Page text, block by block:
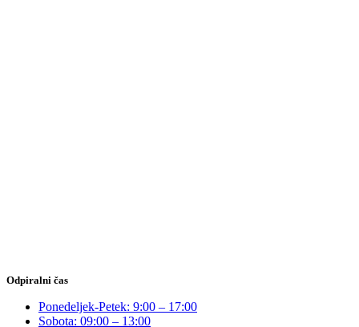
Odpiralni čas
Ponedeljek-Petek: 9:00 – 17:00
Sobota: 09:00 – 13:00